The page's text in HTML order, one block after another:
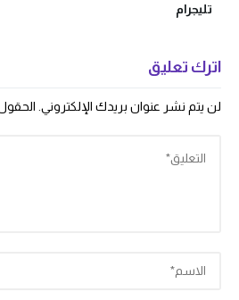
تليجرام
اترك تعليق
لن يتم نشر عنوان بريدك الإلكتروني. الحقول